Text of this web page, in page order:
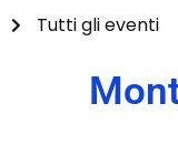
Tutti gli eventi